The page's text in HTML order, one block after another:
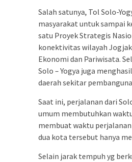
Salah satunya, Tol Solo-
masyarakat untuk sampai
satu Proyek Strategis
konektivitas wilayah
Ekonomi dan Pariwisata.
Solo – Yogya juga
daerah sekitar
Saat ini, perjalanan dari
umum membutuhkan
membuat waktu
dua kota tersebut hanya
Selain jarak tempuh yg